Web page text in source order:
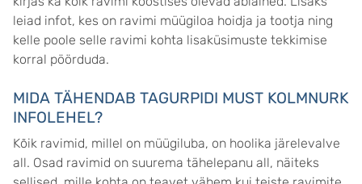
leiad infot, kes on ravimi müügiloa hoidja ja tootja ning
kelle poole selle ravimi kohta lisaküsimuste tekkimise
korral pöörduda.
MIDA TÄHENDAB TAGURPIDI MUST KOLMNURK
INFOLEHEL?
Kõik ravimid, millel on müügiluba, on hoolika järelevalve
all. Osad ravimid on suurema tähelepanu all, näiteks